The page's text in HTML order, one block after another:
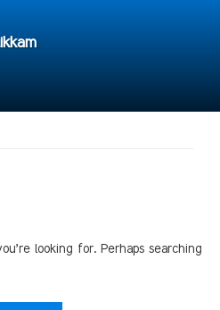
looking for. Perhaps searching